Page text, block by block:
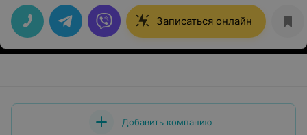
сами вызвали скорую, оказали первую медицинскую
помощь, огромное спасибо офтальмологу Елене
Владимировне, терапевту Татьяне Фёдоровне и другим
работникам вашего замечательного центра!
Записаться онлайн
Добавить компанию